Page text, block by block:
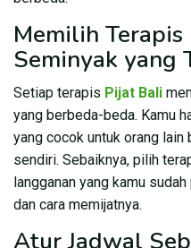
Memilih
Seminyak yang
Setiap terapis Pijat Bali
yang berbeda-beda. Kamu
yang cocok untuk orang
sendiri. Sebaiknya, pilih
langganan yang kamu
dan cara memijatnya.
Atur Jadwal